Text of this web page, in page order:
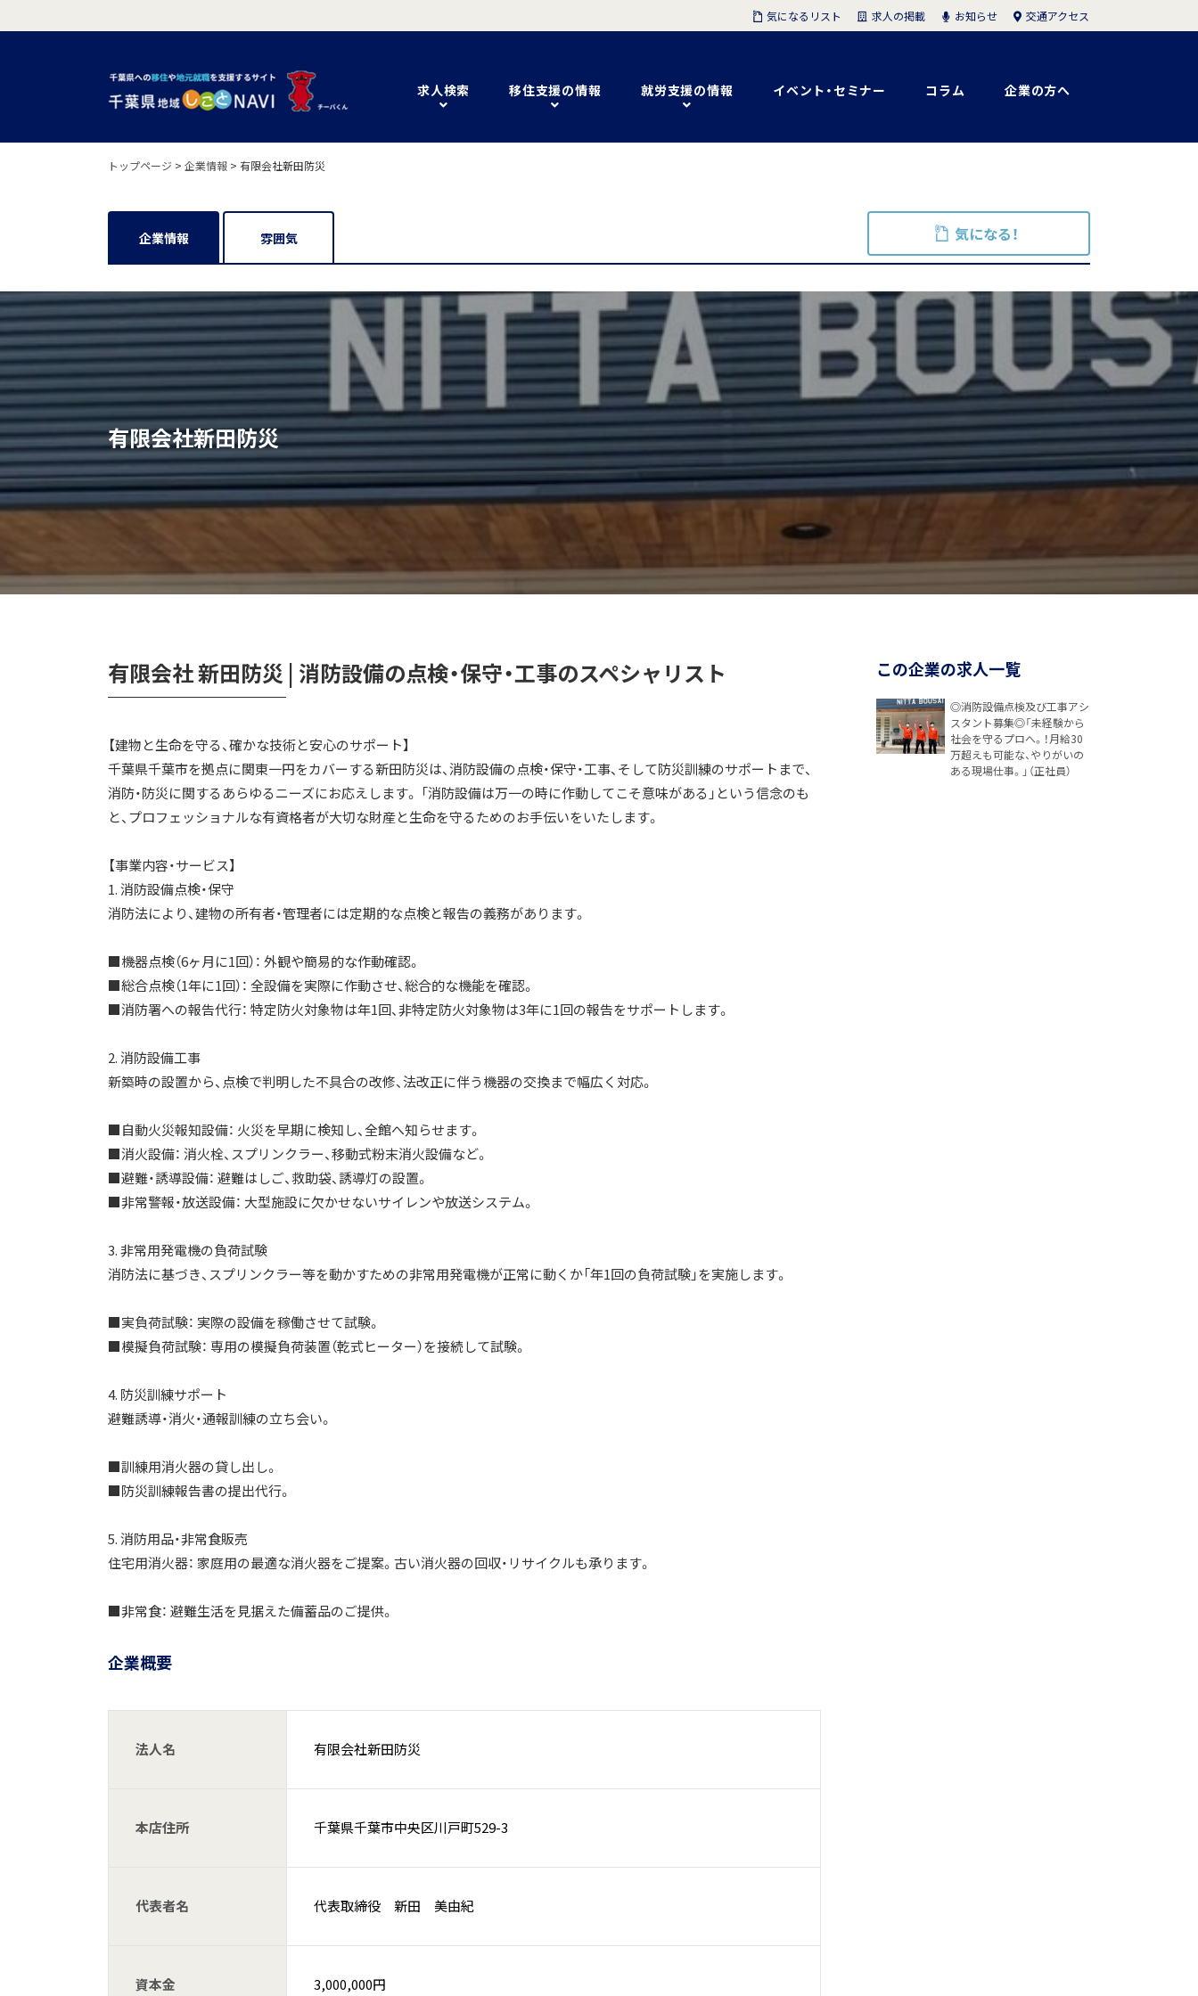
求人検索 移住支援の情報 就労支援の情報 イベント・セミナー コラム 企業の方へ
気になるリスト 求人の掲載 お知らせ 交通アクセス
トップページ > 企業情報 > 有限会社新田防災
企業情報 雰囲気 気になる！
有限会社新田防災
有限会社 新田防災 | 消防設備の点検・保守・工事のスペシャリスト
【建物と生命を守る、確かな技術と安心のサポート】
千葉県千葉市を拠点に関東一円をカバーする新田防災は、消防設備の点検・保守・工事、そして防災訓練のサポートまで、
消防・防災に関するあらゆるニーズにお応えします。 「消防設備は万一の時に作動してこそ意味がある」という信念のも
と、プロフェッショナルな有資格者が大切な財産と生命を守るためのお手伝いをいたします。
【事業内容・サービス】
1. 消防設備点検・保守
消防法により、建物の所有者・管理者には定期的な点検と報告の義務があります。
■機器点検（6ヶ月に1回）： 外観や簡易的な作動確認。
■総合点検（1年に1回）： 全設備を実際に作動させ、総合的な機能を確認。
■消防署への報告代行： 特定防火対象物は年1回、非特定防火対象物は3年に1回の報告をサポートします。
2. 消防設備工事
新築時の設置から、点検で判明した不具合の改修、法改正に伴う機器の交換まで幅広く対応。
■自動火災報知設備： 火災を早期に検知し、全館へ知らせます。
■消火設備： 消火栓、スプリンクラー、移動式粉末消火設備など。
■避難・誘導設備： 避難はしご、救助袋、誘導灯の設置。
■非常警報・放送設備： 大型施設に欠かせないサイレンや放送システム。
3. 非常用発電機の負荷試験
消防法に基づき、スプリンクラー等を動かすための非常用発電機が正常に動くか「年1回の負荷試験」を実施します。
■実負荷試験： 実際の設備を稼働させて試験。
■模擬負荷試験： 専用の模擬負荷装置（乾式ヒーター）を接続して試験。
4. 防災訓練サポート
避難誘導・消火・通報訓練の立ち会い。
■訓練用消火器の貸し出し。
■防災訓練報告書の提出代行。
5. 消防用品・非常食販売
住宅用消火器： 家庭用の最適な消火器をご提案。古い消火器の回収・リサイクルも承ります。
■非常食： 避難生活を見据えた備蓄品のご提供。
企業概要
法人名 有限会社新田防災
本店住所 千葉県千葉市中央区川戸町529-3
代表者名 代表取締役 新田 美由紀
資本金 3,000,000円
この企業の求人一覧
◎消防設備点検及び工事アシ
スタント募集◎「未経験から
社会を守るプロへ。！月給30
万超えも可能な、やりがいの
ある現場仕事。」（正社員）